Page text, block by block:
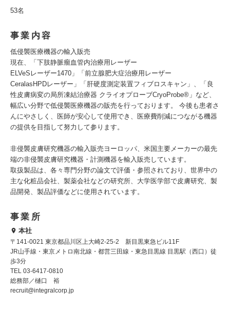
53名
事業内容
低侵襲医療機器の輸入販売
現在、「下肢静脈瘤血管内治療用レーザー
ELVeSレーザー1470」「前立腺肥大症治療用レーザー
CeralasHPDレーザー」「肝硬度測定装置フィブロスキャン」、「良
性皮膚病変の局所凍結治療器 クライオプローブCryoProbe®」など、
幅広い分野で低侵襲医療機器の販売を行っております。 今後も患者さ
んにやさしく、医師が安心して使用でき、医療費削減につながる機器
の提供を目指して努力して参ります。
非侵襲皮膚研究機器の輸入販売ヨーロッパ、米国主要メーカーの最先
端の非侵襲皮膚研究機器・計測機器を輸入販売しています。
取扱製品は、各々専門分野の論文で評価・参照されており、世界中の
主な化粧品会社、製薬会社などの研究所、大学医学部で皮膚研究、製
品開発、製品評価などに使用されています。
事業所
本社
〒141-0021 東京都品川区上大崎2-25-2 新目黒東急ビル11F
JR山手線・東京メトロ南北線・都営三田線・東急目黒線 目黒駅（西口）徒
歩3分
TEL 03-6417-0810
総務部／樋口 裕
recruit@integralcorp.jp